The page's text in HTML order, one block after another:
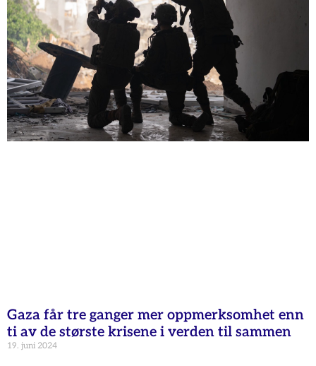
Gaza får tre ganger mer oppmerksomhet enn
ti av de største krisene i verden til sammen
19. juni 2024